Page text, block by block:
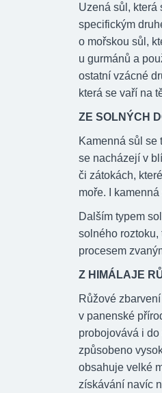
Uzená sůl, která
specifickým
o mořskou sůl,
u gurmánů a
ostatní vzácné
která se vaří na
ZE SOLNÝCH
Kamenná sůl se
se nacházejí v
či zátokách,
moře. I
Dalším typem
solného
procesem
Z HIMÁLAJE
Růžové
v panenské
probojovává i
způsobeno
obsahuje velké
získávání navíc